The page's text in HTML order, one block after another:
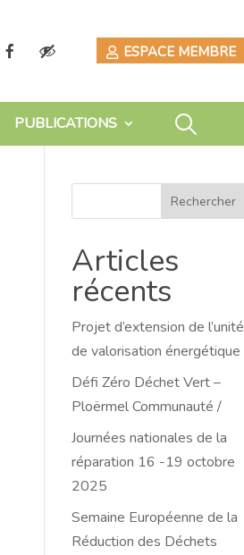
ESPACE MEMBRE
PUBLICATIONS
Rechercher
Articles
récents
Projet d’extension de l’unité
de valorisation énergétique
Défi Zéro Déchet Vert –
Ploërmel Communauté /
Journées nationales de la
réparation 16 -19 octobre
2025
Semaine Européenne de la
Réduction des Déchets